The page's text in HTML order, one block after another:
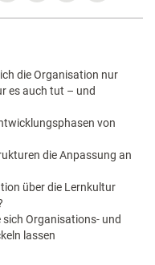
die Organisation nur
es auch tut – und
von
die Anpassung an
über die Lernkultur
Organisations- und
lassen